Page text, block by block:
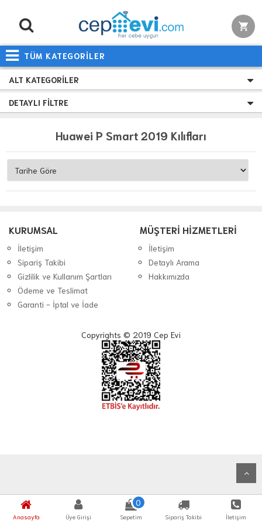
TÜM KATEGORİLER
Anasayfa Üye Girişi
0
Sepetim Sipariş Takibi İletişim
ALT KATEGORILER
DETAYLI FILTRE
Huawei P Smart 2019 Kılıfları
KURUMSAL
İletişim
Sipariş Takibi
Gizlilik ve Kullanım Şartları
Ödeme ve Teslimat
Garanti - İptal ve İade
MÜŞTERİ HİZMETLERİ
İletişim
Detaylı Arama
Hakkımızda
Copyrights © 2019 Cep Evi